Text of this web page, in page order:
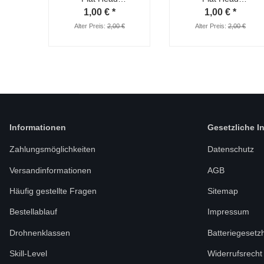
Nylonfaser 3545 M5
/ 6mm Hub, grün
1,00 € *
Alter Preis:2,00 €
Nylonfaser 3545 M5
/ 6mm Hub, orange
1,00 € *
Alter Preis:2,00 €
Informationen
Zahlungsmöglichkeiten
Versandinformationen
Häufig gestellte Fragen
Bestellablauf
Drohnenklassen
Skill-Level
Gesetzliche
Datenschutz
AGB
Sitemap
Impressum
Widerrufsrecht